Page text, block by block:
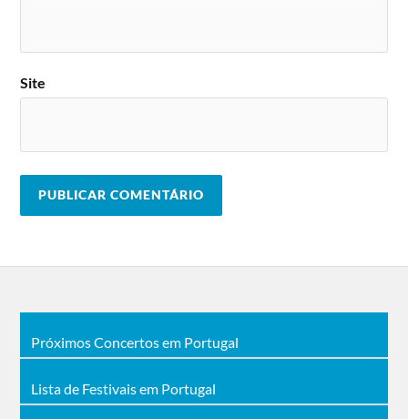
Site
Próximos Concertos em Portugal
Lista de Festivais em Portugal